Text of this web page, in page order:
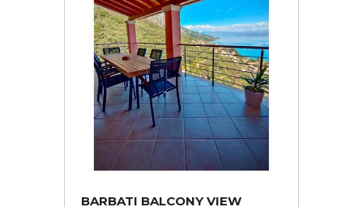
BARBATI BALCONY VIEW